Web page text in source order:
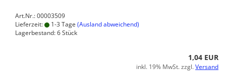
Art.Nr.: 00003509
Lieferzeit:
1-3 Tage (Ausland abweichend)
Lagerbestand: 6 Stück
1,04 EUR
inkl. 19% MwSt. zzgl.Versand